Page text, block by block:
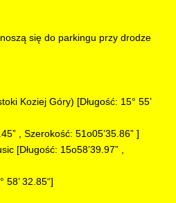
się do parkingu przy drodze
Koziej Góry) [Długość: 15° 55’
, Szerokość: 51o05’35.86” ]
[Długość: 15o58’39.97” ,
58’ 32.85“]